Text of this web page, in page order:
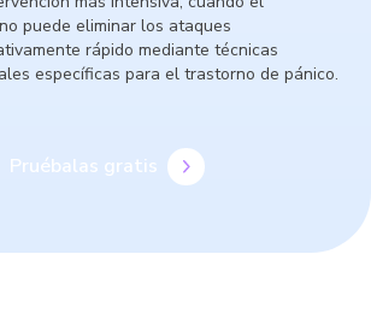
puede eliminar los ataques
rápido mediante técnicas
específicas para el trastorno de pánico.
Pruébalas gratis